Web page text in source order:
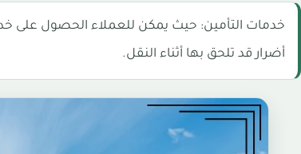
خدمات التأمين: حيث يمكن للعملاء الحصول على
أضرار قد تلحق بها أثناء النقل.